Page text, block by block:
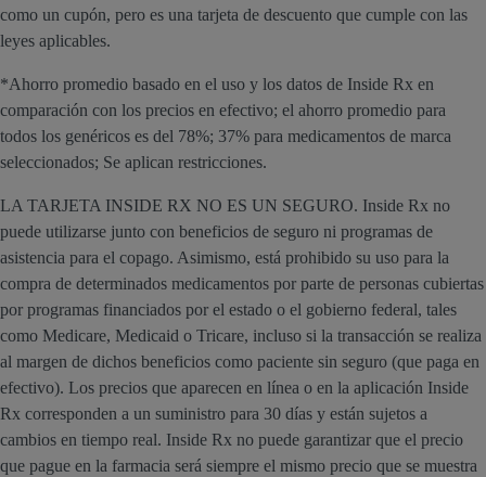
como un cupón, pero es una tarjeta de descuento que cumple con las
leyes aplicables.
*Ahorro promedio basado en el uso y los datos de Inside Rx en
comparación con los precios en efectivo; el ahorro promedio para
todos los genéricos es del 78%; 37% para medicamentos de marca
seleccionados; Se aplican restricciones.
LA TARJETA INSIDE RX NO ES UN SEGURO. Inside Rx no
puede utilizarse junto con beneficios de seguro ni programas de
asistencia para el copago. Asimismo, está prohibido su uso para la
compra de determinados medicamentos por parte de personas cubiertas
por programas financiados por el estado o el gobierno federal, tales
como Medicare, Medicaid o Tricare, incluso si la transacción se realiza
al margen de dichos beneficios como paciente sin seguro (que paga en
efectivo). Los precios que aparecen en línea o en la aplicación Inside
Rx corresponden a un suministro para 30 días y están sujetos a
cambios en tiempo real. Inside Rx no puede garantizar que el precio
que pague en la farmacia será siempre el mismo precio que se muestra